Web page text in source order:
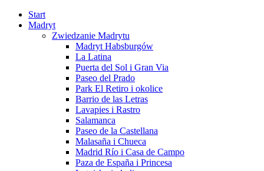
Start
Madryt
Zwiedzanie Madrytu
Madryt Habsburgów
La Latina
Puerta del Sol i Gran Via
Paseo del Prado
Park El Retiro i okolice
Barrio de las Letras
Lavapies i Rastro
Salamanca
Paseo de la Castellana
Malasaña i Chueca
Madrid Río i Casa de Campo
Paza de España i Princesa